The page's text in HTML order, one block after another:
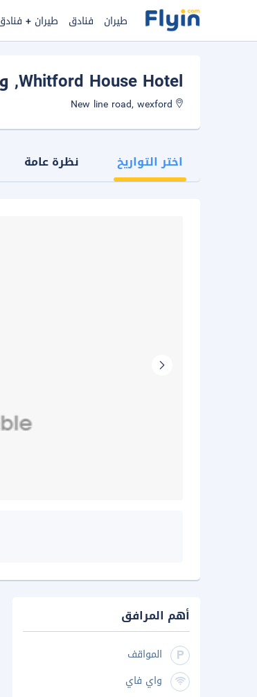
طيران فنادق طيران +
Whitford House Hotel
,
اختر التواريخ نظرة عامة
أهم المرافق
المواقف
واي فاي